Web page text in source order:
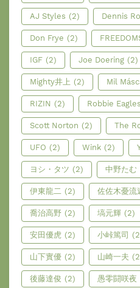
AJ Styles (2) Dennis
Don Frye (2)
IGF (2) Joe Doering (2)
Mighty井上 (2) Mil
RIZIN (2) Robbie Eagles
Scott Norton (2) The
UFO (2) Wink (2)
ヨシ・タツ (2) 中野たむ
伊東龍二 (2) 佐佐木憂流
喬治高野 (2) 塙元輝 (2)
安田優虎 (2) 小峠篤司
山下實優 (2) 山崎一夫
後藤達俊 (2) 愚零闘咲夜